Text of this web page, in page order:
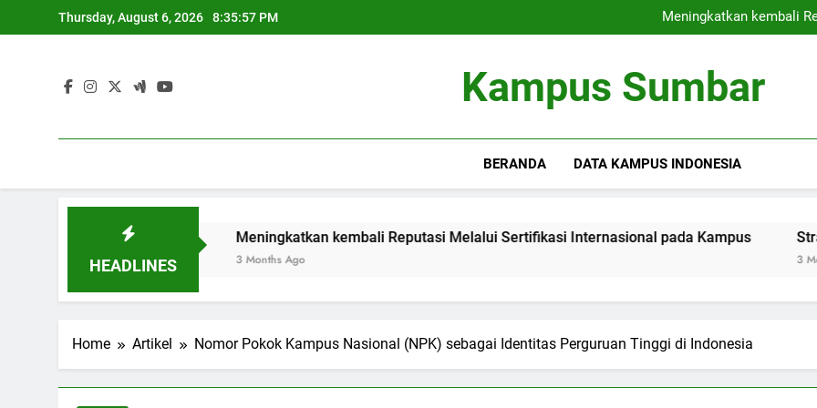
to
Thursday, August 6, 2026 8:35:58 PM
Meningkatkan kembali
Strategi Sukses
Meningkatkan kembali
Strategi Sukses
Kampus Sumbar
BERANDA DATA KAMPUS INDONESIA
HEADLINES
Meningkatkan kembali Reputasi Melalui Sertifikasi Internasional pada Kampus
3 Months Ago
Strategi Sukses
Home Artikel Nomor Pokok Kampus Nasional (NPK) sebagai Identitas Perguruan Tinggi di Indonesia